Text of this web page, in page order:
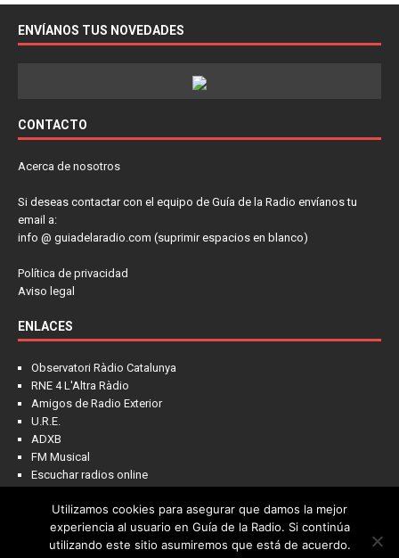
ENVÍANOS TUS NOVEDADES
CONTACTO
Acerca de nosotros
Si deseas contactar con el equipo de Guía de la Radio envíanos tu
email a:
info @ guiadelaradio.com (suprimir espacios en blanco)
Política de privacidad
Aviso legal
ENLACES
Observatori Ràdio Catalunya
RNE 4 L'Altra Ràdio
Amigos de Radio Exterior
U.R.E.
ADXB
FM Musical
Escuchar radios online
Utilizamos cookies para asegurar que damos la mejor
experiencia al usuario en Guía de la Radio. Si continúa
utilizando este sitio asumiremos que está de acuerdo.